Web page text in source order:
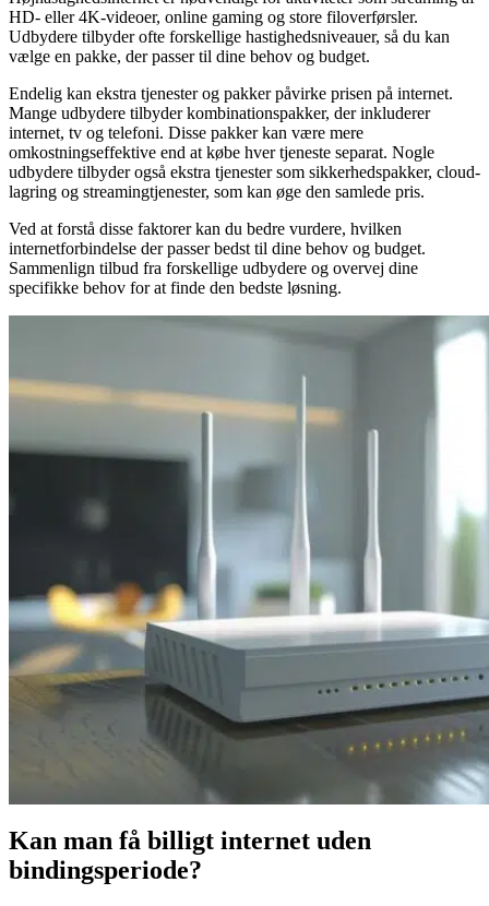
HD- eller 4K-videoer, online gaming og store filoverførsler.
Udbydere tilbyder ofte forskellige hastighedsniveauer, så du kan
vælge en pakke, der passer til dine behov og budget.
Endelig kan ekstra tjenester og pakker påvirke prisen på internet.
Mange udbydere tilbyder kombinationspakker, der inkluderer
internet, tv og telefoni. Disse pakker kan være mere
omkostningseffektive end at købe hver tjeneste separat. Nogle
udbydere tilbyder også ekstra tjenester som sikkerhedspakker, cloud-
lagring og streamingtjenester, som kan øge den samlede pris.
Ved at forstå disse faktorer kan du bedre vurdere, hvilken
internetforbindelse der passer bedst til dine behov og budget.
Sammenlign tilbud fra forskellige udbydere og overvej dine
specifikke behov for at finde den bedste løsning.
Kan man få billigt internet uden
bindingsperiode?